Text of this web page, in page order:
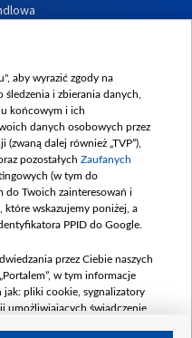
wewnętrznych
aby wyrazić zgody na
i zbierania danych,
końcowym i ich
danych osobowych przez
dalej również „TVP”),
pozostałych Zaufanych
(w tym do
do Twoich zainteresowań i
które wskazujemy poniżej, a
PPID do Google.
przez Ciebie naszych
w tym informacje
pliki cookie, sygnalizatory
świadczenie